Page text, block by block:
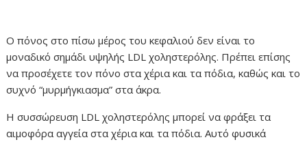
Ο πόνος στο πίσω μέρος του κεφαλιού δεν είναι το
μοναδικό σημάδι υψηλής LDL χοληστερόλης. Πρέπει επίσης
να προσέχετε τον πόνο στα χέρια και τα πόδια, καθώς και το
συχνό “μυρμήγκιασμα” στα άκρα.
Η συσσώρευση LDL χοληστερόλης μπορεί να φράξει τα
αιμοφόρα αγγεία στα χέρια και τα πόδια. Αυτό φυσικά